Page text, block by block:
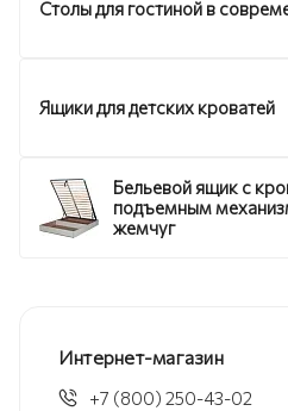
Столы для гостиной в
Ящики для детских кроватей
Бельевой ящик с
подъемным
жемчуг
Интернет-магазин
+7 (800) 250-43-02